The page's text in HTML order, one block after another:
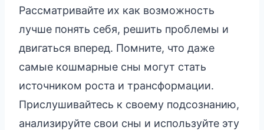
Рассматривайте их как возможность
лучше понять себя, решить проблемы и
двигаться вперед. Помните, что даже
самые кошмарные сны могут стать
источником роста и трансформации.
Прислушивайтесь к своему подсознанию,
анализируйте свои сны и используйте эту